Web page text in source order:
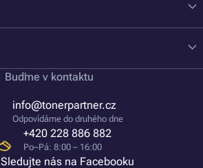
Buďme v kontaktu
info@tonerpartner.cz
Odpovídáme do druhého dne
+420 228 886 882
Po–Pá: 8:00 – 16:00
Sledujte nás na Facebooku